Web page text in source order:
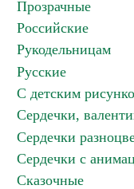
Прозрачные
Российские
Рукодельницам
Русские
С детским
Сердечки,
Сердечки
Сердечки с
Сказочные